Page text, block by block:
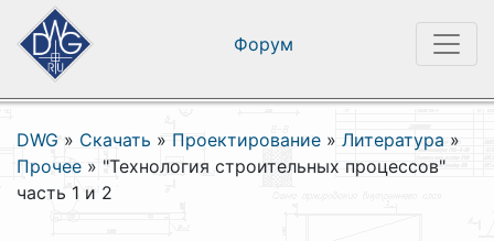
Форум
DWG » Скачать » Проектирование » Литература »
Прочее » "Технология строительных процессов"
часть 1 и 2